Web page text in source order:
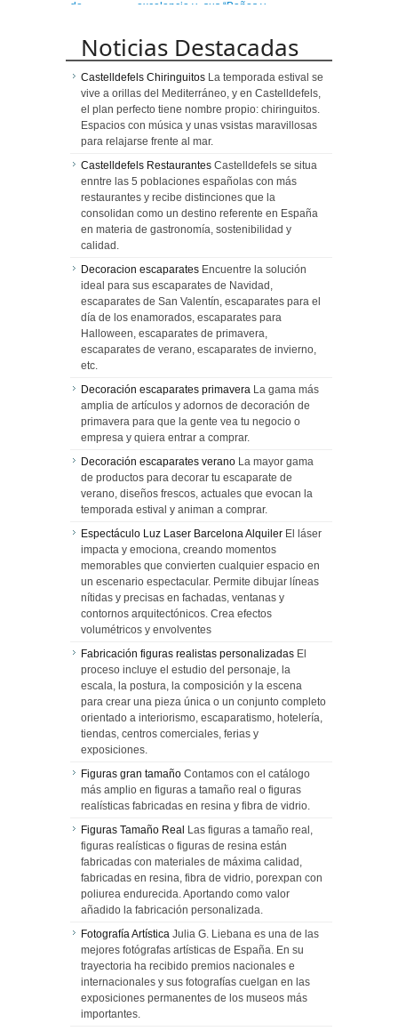
de
excelencia y
emocionante
sus “Baños y
Noticias Destacadas
Castelldefels Chiringuitos La temporada estival se
vive a orillas del Mediterráneo, y en Castelldefels,
el plan perfecto tiene nombre propio: chiringuitos.
Espacios con música y unas vsistas maravillosas
para relajarse frente al mar.
Castelldefels Restaurantes Castelldefels se situa
enntre las 5 poblaciones españolas con más
restaurantes y recibe distinciones que la
consolidan como un destino referente en España
en materia de gastronomía, sostenibilidad y
calidad.
Decoracion escaparates Encuentre la solución
ideal para sus escaparates de Navidad,
escaparates de San Valentín, escaparates para el
día de los enamorados, escaparates para
Halloween, escaparates de primavera,
escaparates de verano, escaparates de invierno,
etc.
Decoración escaparates primavera La gama más
amplia de artículos y adornos de decoración de
primavera para que la gente vea tu negocio o
empresa y quiera entrar a comprar.
Decoración escaparates verano La mayor gama
de productos para decorar tu escaparate de
verano, diseños frescos, actuales que evocan la
temporada estival y animan a comprar.
Espectáculo Luz Laser Barcelona Alquiler El láser
impacta y emociona, creando momentos
memorables que convierten cualquier espacio en
un escenario espectacular. Permite dibujar líneas
nítidas y precisas en fachadas, ventanas y
contornos arquitectónicos. Crea efectos
volumétricos y envolventes
Fabricación figuras realistas personalizadas El
proceso incluye el estudio del personaje, la
escala, la postura, la composición y la escena
para crear una pieza única o un conjunto completo
orientado a interiorismo, escaparatismo, hotelería,
tiendas, centros comerciales, ferias y
exposiciones.
Figuras gran tamaño Contamos con el catálogo
más amplio en figuras a tamaño real o figuras
realísticas fabricadas en resina y fibra de vidrio.
Figuras Tamaño Real Las figuras a tamaño real,
figuras realísticas o figuras de resina están
fabricadas con materiales de máxima calidad,
fabricadas en resina, fibra de vidrio, porexpan con
poliurea endurecida. Aportando como valor
añadido la fabricación personalizada.
Fotografía Artística Julia G. Liebana es una de las
mejores fotógrafas artísticas de España. En su
trayectoria ha recibido premios nacionales e
internacionales y sus fotografías cuelgan en las
exposiciones permanentes de los museos más
importantes.